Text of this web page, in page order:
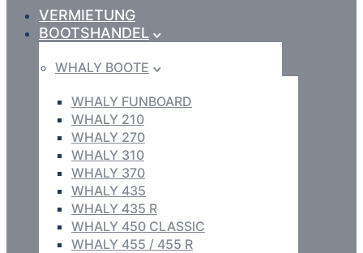
VERMIETUNG
BOOTSHANDEL
WHALY BOOTE
WHALY FUNBOARD
WHALY 210
WHALY 270
WHALY 310
WHALY 370
WHALY 435
WHALY 435 R
WHALY 450 CLASSIC
WHALY 455 / 455 R